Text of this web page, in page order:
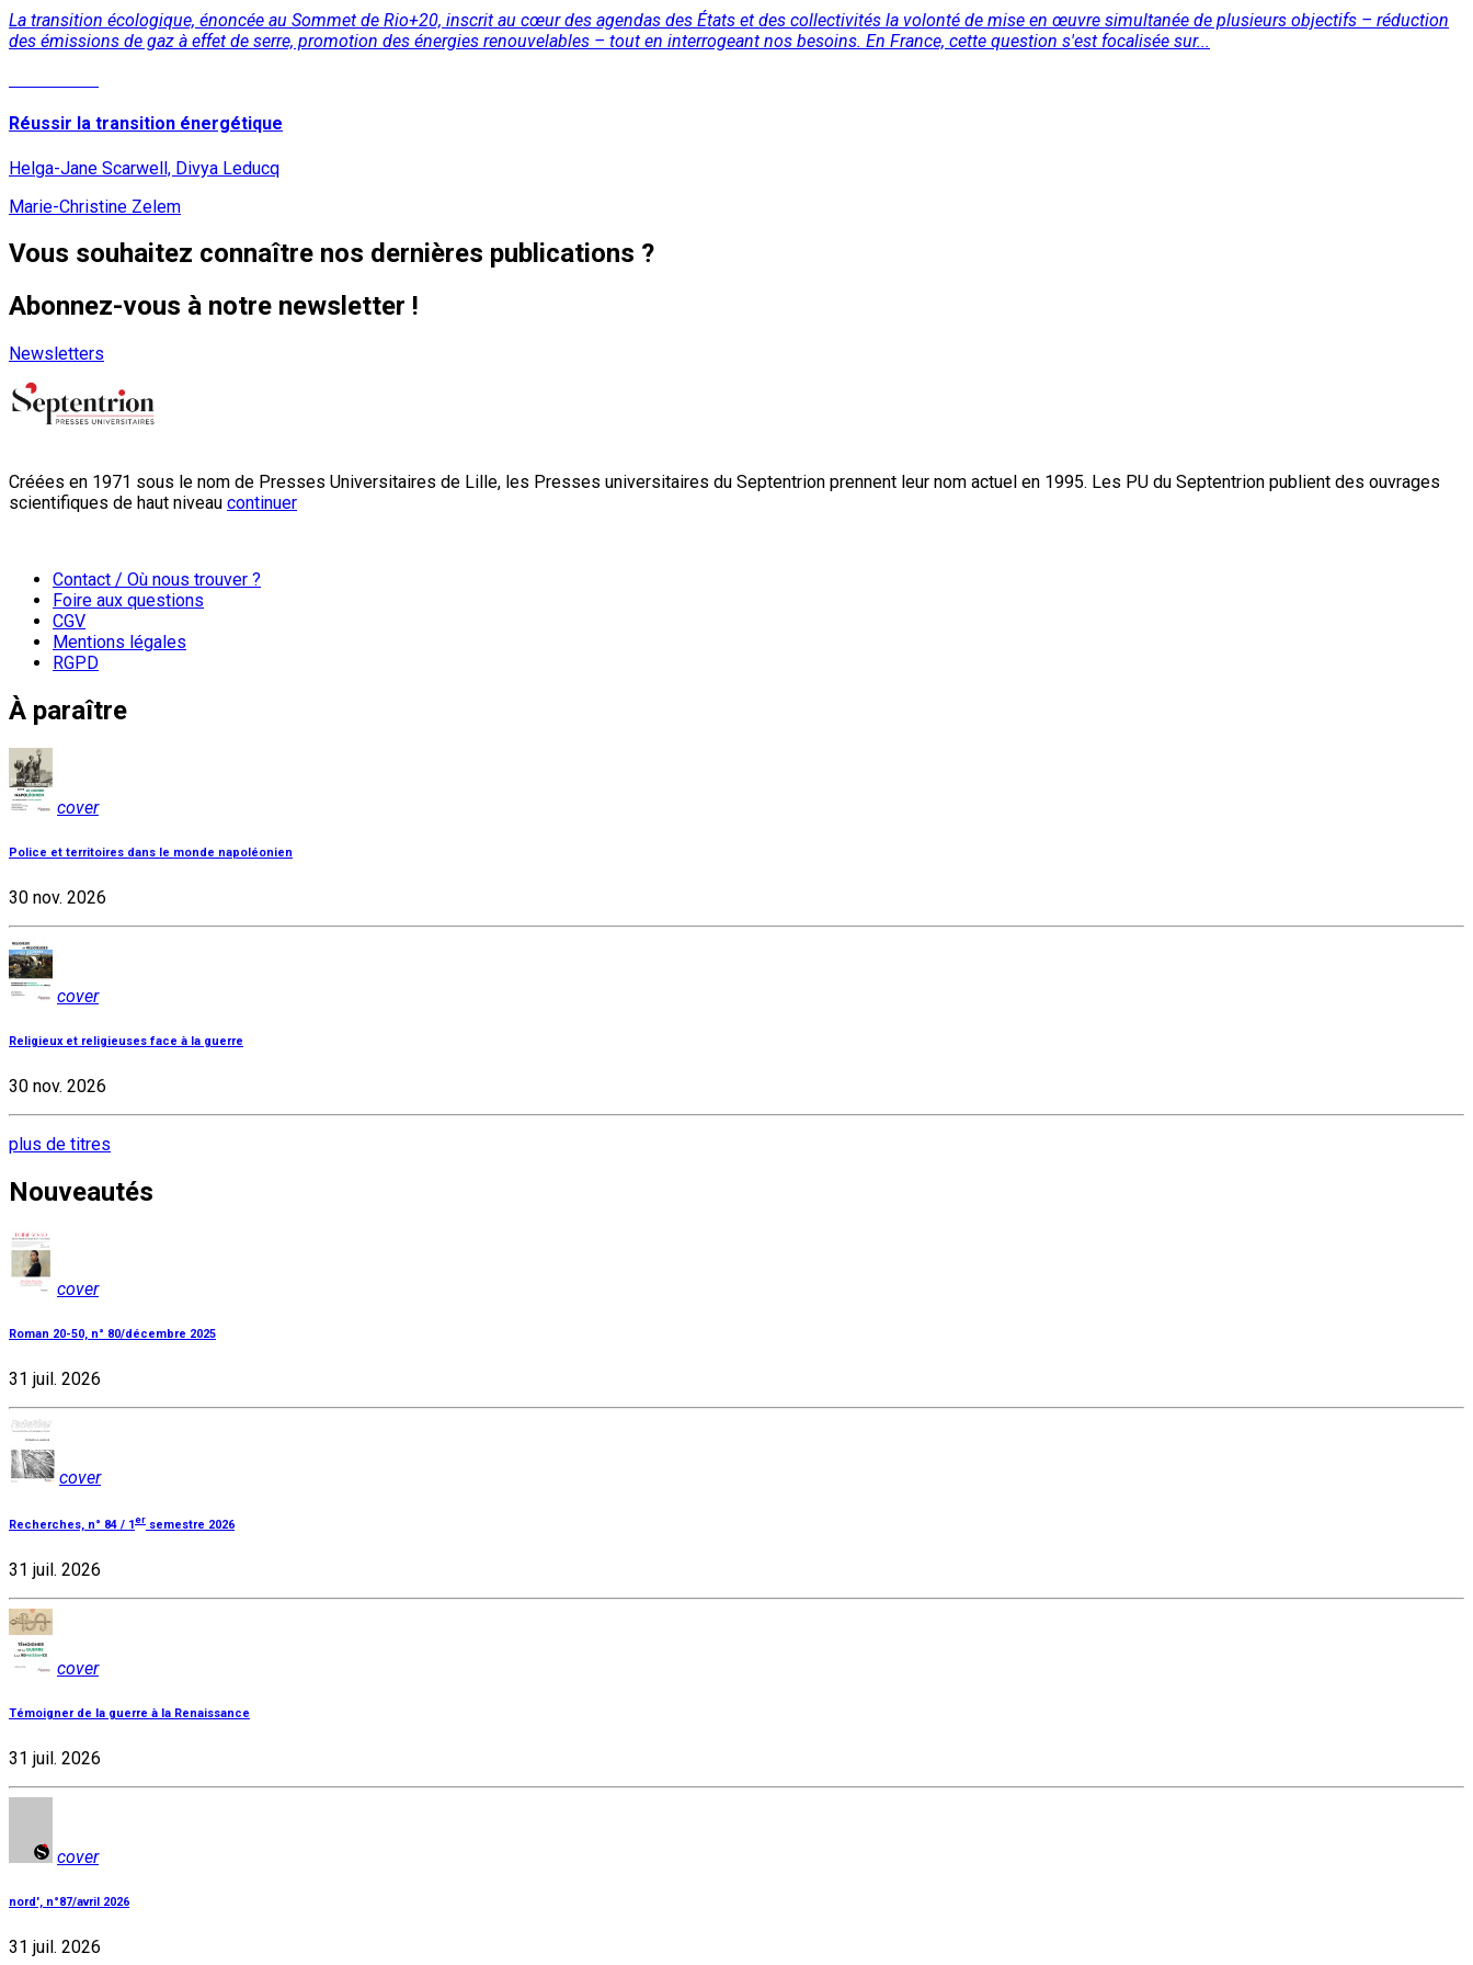
La transition écologique, énoncée au Sommet de Rio+20, inscrit au cœur des agendas des États et des collectivités la volonté de mise en œuvre simultanée de plusieurs objectifs – réduction
des émissions de gaz à effet de serre, promotion des énergies renouvelables – tout en interrogeant nos besoins. En France, cette question s'est focalisée sur...
Réussir la transition énergétique
Helga-Jane Scarwell, Divya Leducq
Marie-Christine Zelem
Vous souhaitez connaître nos dernières publications ?
Abonnez-vous à notre newsletter !
Newsletters
Créées en 1971 sous le nom de Presses Universitaires de Lille, les Presses universitaires du Septentrion prennent leur nom actuel en 1995. Les PU du Septentrion publient des ouvrages
scientifiques de haut niveau continuer
Contact / Où nous trouver ?
Foire aux questions
CGV
Mentions légales
RGPD
À paraître
cover
Police et territoires dans le monde napoléonien
30 nov. 2026
cover
Religieux et religieuses face à la guerre
30 nov. 2026
plus de titres
Nouveautés
cover
Roman 20-50, n° 80/décembre 2025
31 juil. 2026
cover
Recherches, n° 84 / 1 er semestre 2026
31 juil. 2026
cover
Témoigner de la guerre à la Renaissance
31 juil. 2026
cover
nord', n°87/avril 2026
31 juil. 2026